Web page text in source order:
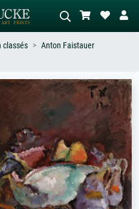
Décrivez la scène – ex. prairie verte,
abstrait avec beaucoup de rouge,
tableau sombre, nu debout près d'un
classés
Anton Faistauer